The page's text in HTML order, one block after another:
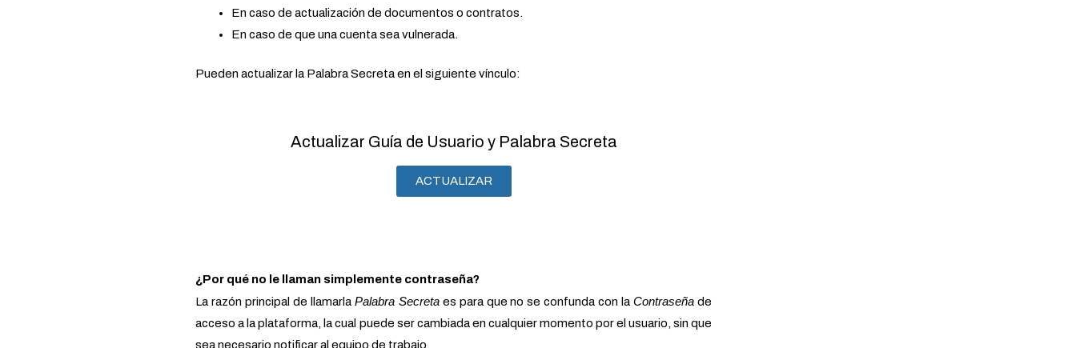
En caso de actualización de documentos o contratos.
En caso de que una cuenta sea vulnerada.
Pueden actualizar la Palabra Secreta en el siguiente vínculo:
Actualizar Guía de Usuario y Palabra Secreta
ACTUALIZAR
¿Por qué no le llaman simplemente contraseña?
La razón principal de llamarlaPalabra Secretaes para que no se confunda con laContraseña de
acceso a la plataforma, la cual puede ser cambiada en cualquier momento por el usuario, sin que
sea necesario notificar al equipo de trabajo.